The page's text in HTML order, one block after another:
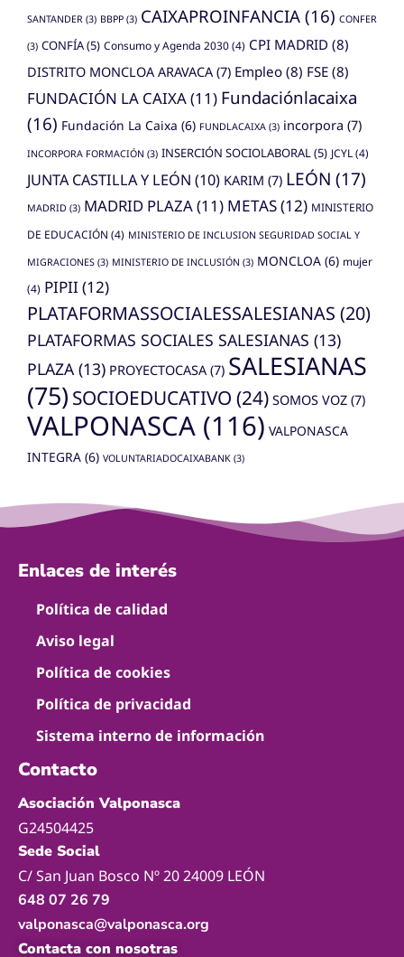
SANTANDER (3) BBPP (3) CAIXAPROINFANCIA (16) CONFER
(3) CONFÍA(5) Consumo y Agenda 2030(4) CPI MADRID (8)
DISTRITO MONCLOA ARAVACA (7) Empleo (8) FSE (8)
FUNDACIÓN LA CAIXA(11) Fundaciónlacaixa
(16) Fundación La Caixa (6) FUNDLACAIXA (3) incorpora (7)
INCORPORA FORMACIÓN (3) INSERCIÓN SOCIOLABORAL(5) JCYL(4)
JUNTA CASTILLA Y LEÓN (10) KARIM (7) LEÓN (17)
MADRID (3) MADRID PLAZA(11) METAS(12) MINISTERIO
DE EDUCACIÓN (4) MINISTERIO DE INCLUSION SEGURIDAD SOCIAL Y
MIGRACIONES (3) MINISTERIO DE INCLUSIÓN (3) MONCLOA (6) mujer
(4) PIPII(12)
PLATAFORMASSOCIALESSALESIANAS (20)
PLATAFORMAS SOCIALES SALESIANAS (13)
PLAZA (13) PROYECTOCASA (7) SALESIANAS
(75) SOCIOEDUCATIVO (24) SOMOS VOZ (7)
VALPONASCA (116) VALPONASCA
INTEGRA (6) VOLUNTARIADOCAIXABANK (3)
Enlaces de interés
Política de calidad
Aviso legal
Política de cookies
Política de privacidad
Sistema interno de información
Contacto
Asociación Valponasca
G24504425
Sede Social
C/ San Juan Bosco Nº 20 24009 LEÓN
648 07 26 79
valponasca@valponasca.org
Contacta con nosotras